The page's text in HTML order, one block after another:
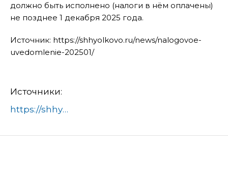
должно быть исполнено (налоги в нём оплачены)
не позднее 1 декабря 2025 года.
Источник: https://shhyolkovo.ru/news/nalogovoe-
uvedomlenie-202501/
Источники:
https://shhyolkovo.ru/news/nalogovoe-uvedomlenie-202501/